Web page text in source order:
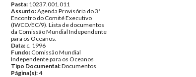
Pasta: 10237.001.011
Assunto:Agenda Provisória do 3ª
Encontro do Comité Executivo
(IWCO/EC/9). Lista de documentos
da Comissão Mundial Independente
para os Oceanos.
Data: c. 1996
Fundo: Comissão Mundial
Independente para os Oceanos
Tipo Documental:Documentos
Página(s):4